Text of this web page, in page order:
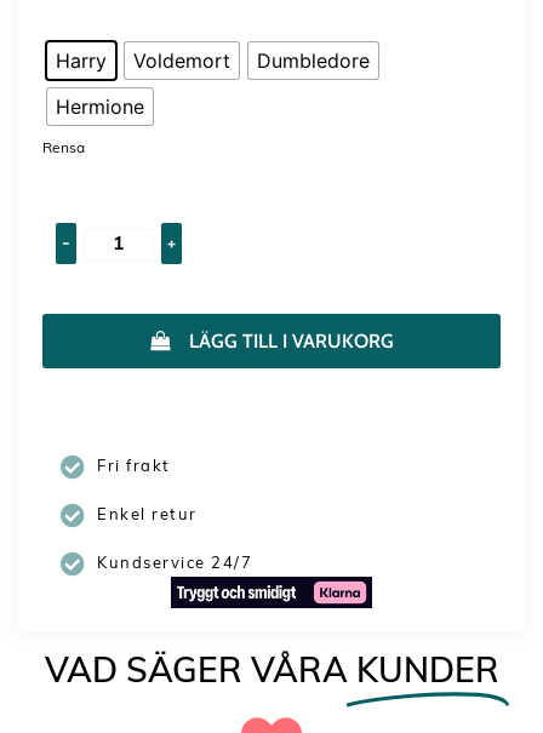
Harry Voldemort
Dumbledore
Hermione
Rensa
- +
LÄGG TILL I VARUKORG
Fri frakt
Enkel retur
Kundservice 24/7
VAD SÄGER VÅRA KUNDER